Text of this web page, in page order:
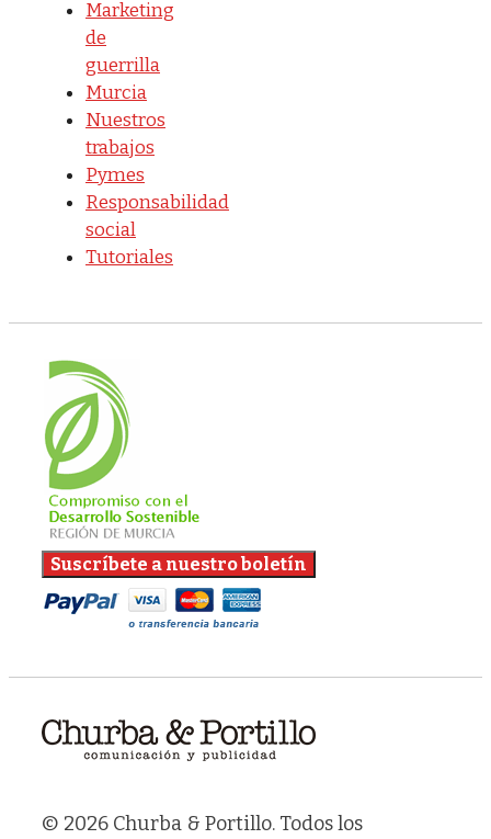
Marketing
de
guerrilla
Murcia
Nuestros
trabajos
Pymes
Responsabilidad
social
Tutoriales
© 2026 Churba & Portillo. Todos los